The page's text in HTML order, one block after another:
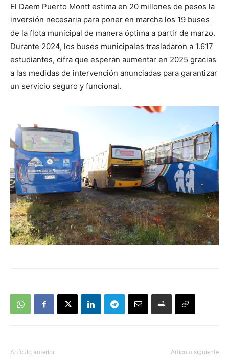
El Daem Puerto Montt estima en 20 millones de pesos la
inversión necesaria para poner en marcha los 19 buses
de la flota municipal de manera óptima a partir de marzo.
Durante 2024, los buses municipales trasladaron a 1.617
estudiantes, cifra que esperan aumentar en 2025 gracias
a las medidas de intervención anunciadas para garantizar
un servicio seguro y funcional.
Artículo anterior Artículo siguiente